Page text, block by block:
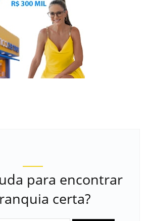
para encontrar
certa?